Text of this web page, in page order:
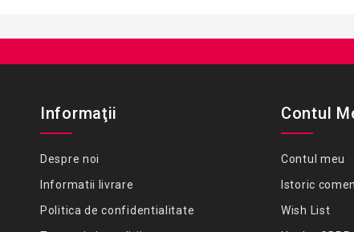
Informaţii
Despre noi
Informatii livrare
Politica de confidentialitate
Contul
Contul meu
Istoric
Wish List